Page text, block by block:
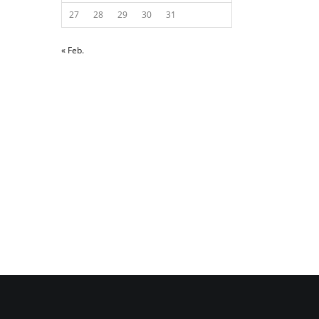
27 28 29 30 31
« Feb.